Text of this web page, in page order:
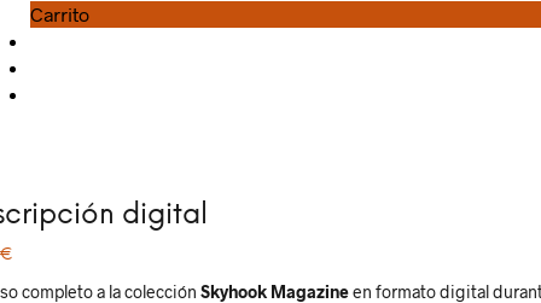
Carrito
digital
€
completo a la colección Skyhook Magazineen formato digital